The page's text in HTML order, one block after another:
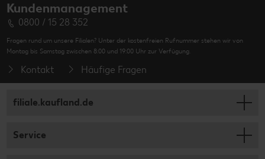
Kundenmanagement
0800 / 15 28 352
Fragen rund um unsere Filialen? Unter der kostenfreien Rufnummer stehen wir von
Montag bis Samstag zwischen 8:00 und 19:00 Uhr zur Verfügung.
Kontakt Häufige Fragen
filiale.kaufland.de
Service